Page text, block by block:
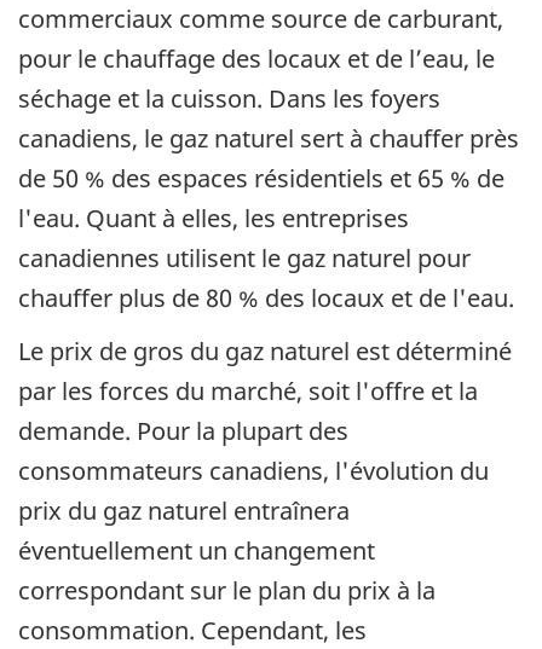
commerciaux comme source de carburant,
pour le chauffage des locaux et de l’eau, le
séchage et la cuisson. Dans les foyers
canadiens, le gaz naturel sert à chauffer près
de 50 % des espaces résidentiels et 65 % de
l'eau. Quant à elles, les entreprises
canadiennes utilisent le gaz naturel pour
chauffer plus de 80 % des locaux et de l'eau.
Le prix de gros du gaz naturel est déterminé
par les forces du marché, soit l'offre et la
demande. Pour la plupart des
consommateurs canadiens, l'évolution du
prix du gaz naturel entraînera
éventuellement un changement
correspondant sur le plan du prix à la
consommation. Cependant, les